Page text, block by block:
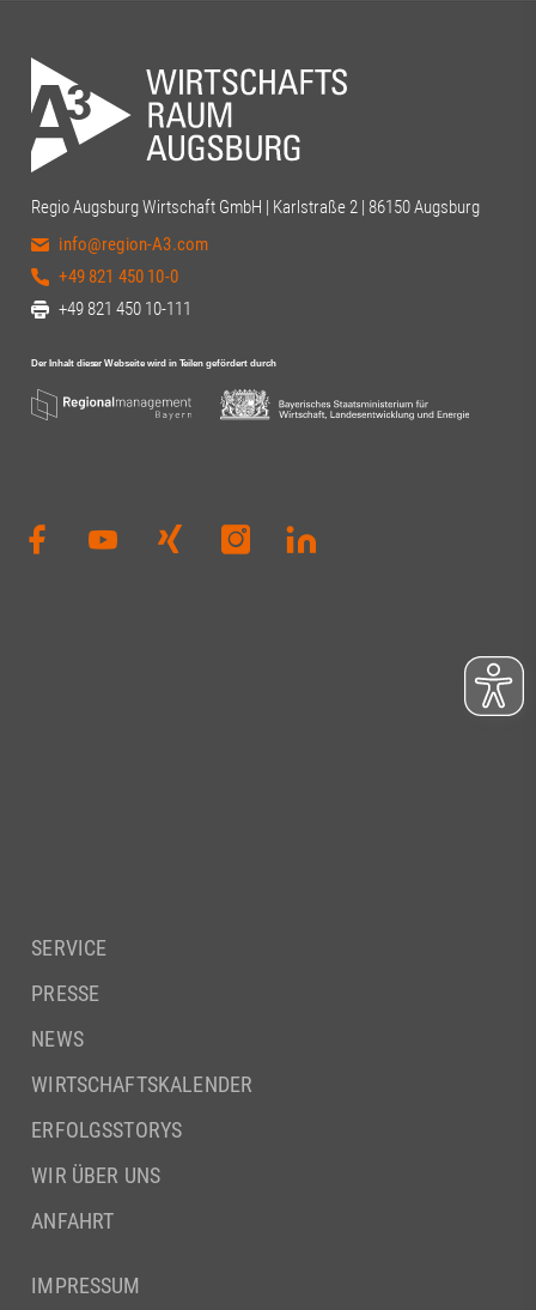
Regio Augsburg Wirtschaft GmbH | Karlstraße 2 | 86150 Augsburg
info@region-A3.com
+49 821 450 10-0
+49 821 450 10-111
SERVICE
PRESSE
NEWS
WIRTSCHAFTSKALENDER
ERFOLGSSTORYS
WIR ÜBER UNS
ANFAHRT
IMPRESSUM